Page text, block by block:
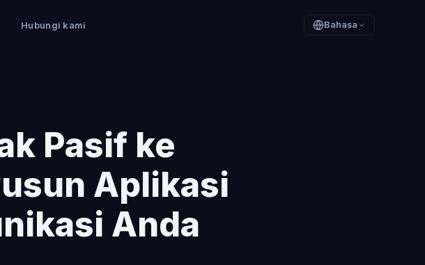
Hubungi kami Bahasa
Pasif ke
Aplikasi
Anda